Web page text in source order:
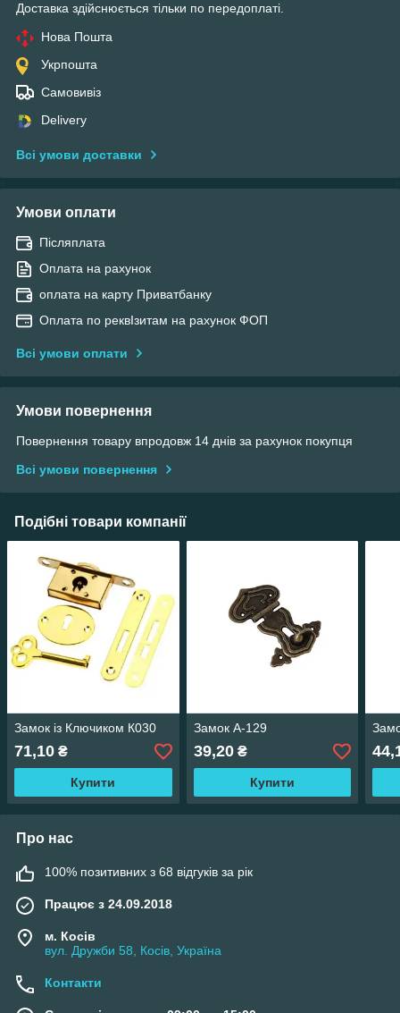
Доставка здійснюється тільки по передоплаті.
Нова Пошта
Укрпошта
Самовивіз
Delivery
Всі умови доставки
Умови оплати
Післяплата
Оплата на рахунок
оплата на карту Приватбанку
Оплата по реквІзитам на рахунок ФОП
Всі умови оплати
Умови повернення
Повернення товару впродовж 14 днів за рахунок покупця
Всі умови повернення
Подібні товари компанії
Замок із Ключиком К030
71,10 ₴
Купити
Замок А-129
39,20₴
Купити
Про нас
100% позитивних з 68 відгуків за рік
Працює з 24.09.2018
м. Косів
вул. Дружби 58, Косів, Україна
Контакти